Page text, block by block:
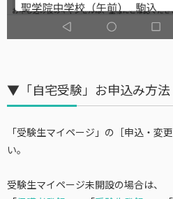
▼「自宅受験」お申込み方法
「受験生マイページ」の［申込・変
い。
受験生マイページ未開設の場合は、